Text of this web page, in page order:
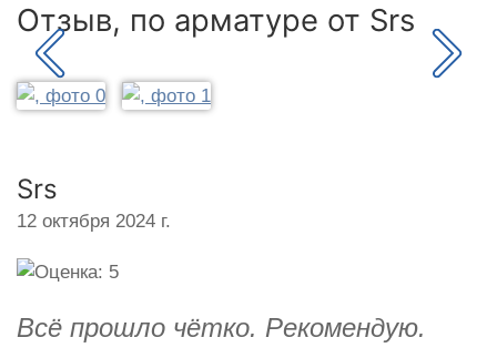
Отзыв, по арматуре от Srs
Srs
12 октября 2024 г.
Всё прошло чётко. Рекомендую.